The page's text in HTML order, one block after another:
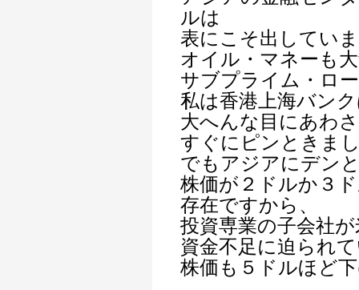
ルは
表にこそ出してい
オイル・マネーも
サブプライム・ロ
私は香港上海バン
大へんな目にあわ
すぐにピンときま
でもアジアにデン
株価が２ドルか３
存在ですから、
投資専業の子会社
資金不足に迫られ
株価も５ドルほど